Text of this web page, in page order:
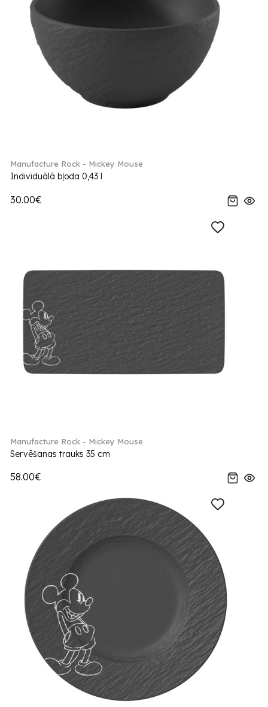
Manufacture Rock - Mickey Mouse
Individuālā bļoda 0,43 l
30.00€
Manufacture Rock - Mickey Mouse
Servēšanas trauks 35 cm
58.00€